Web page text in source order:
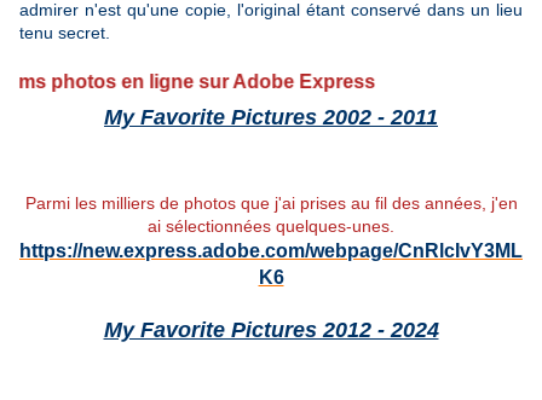
admirer n'est qu'une copie, l'original étant conservé dans un lieu
tenu secret.
en ligne sur Adobe Express
My Favorite Pictures 2002 - 2011
Parmi les milliers de photos que j'ai prises au fil des années, j'en
ai sélectionnées quelques-unes.
https://new.express.adobe.com/webpage/CnRlcIvY3ML
K6
My Favorite Pictures 2012 - 2024